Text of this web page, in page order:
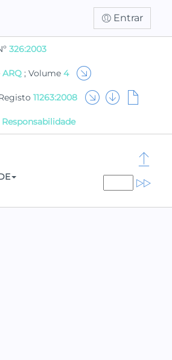
Entrar
326:2003
ARQ ; Volume 4
11263:2008